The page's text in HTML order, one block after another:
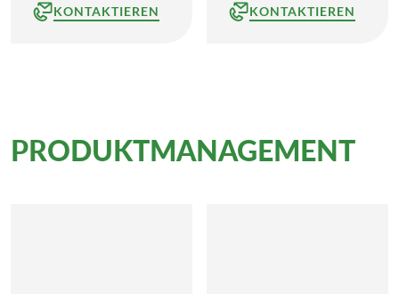
KONTAKTIEREN KONTAKTIEREN
PRODUKTMANAGEMENT